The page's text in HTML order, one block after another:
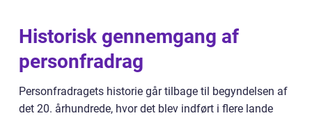
Historisk gennemgang af
personfradrag
Personfradragets historie går tilbage til begyndelsen af
det 20. århundrede, hvor det blev indført i flere lande